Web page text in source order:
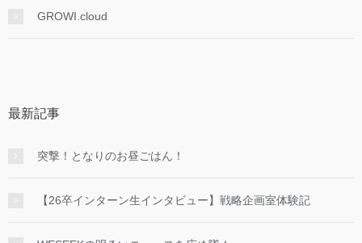
GROWI.cloud
最新記事
突撃！となりのお昼ごはん！
【26卒インターン生インタビュー】戦略企画室体験記